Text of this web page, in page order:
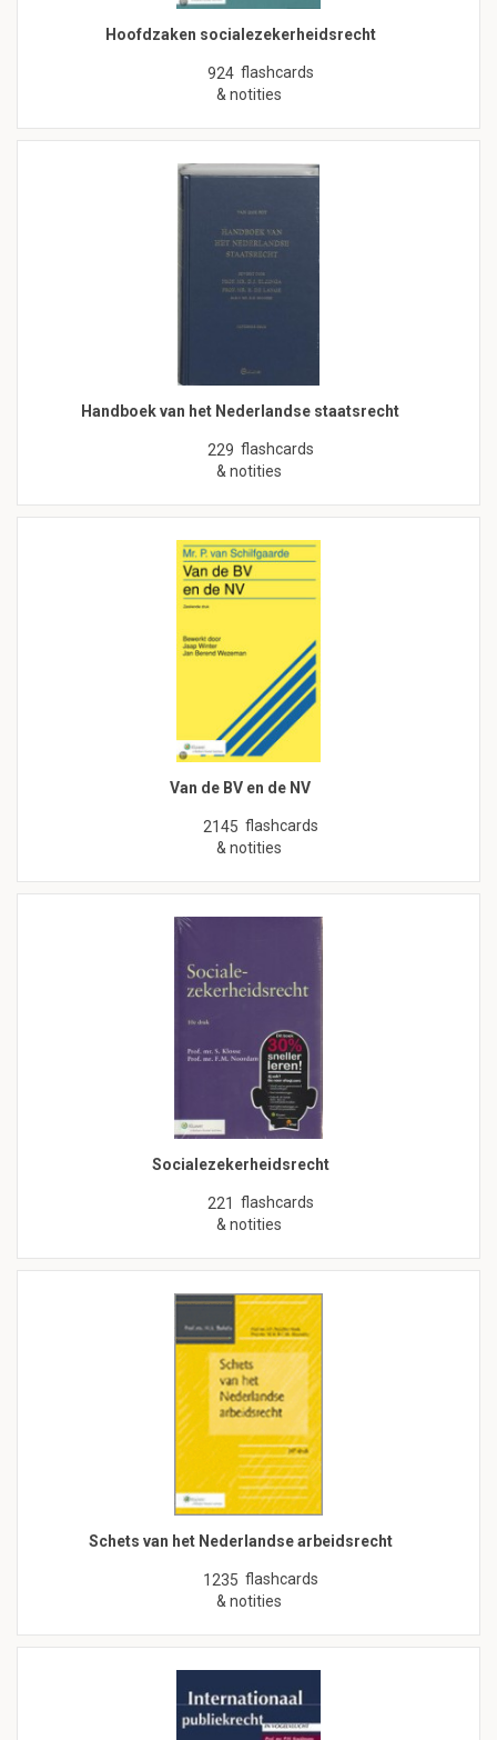
Hoofdzaken socialezekerheidsrecht
924 flashcards
& notities
Handboek van het Nederlandse staatsrecht
229 flashcards
& notities
Van de BV en de NV
2145 flashcards
& notities
Socialezekerheidsrecht
221 flashcards
& notities
Schets van het Nederlandse arbeidsrecht
1235 flashcards
& notities